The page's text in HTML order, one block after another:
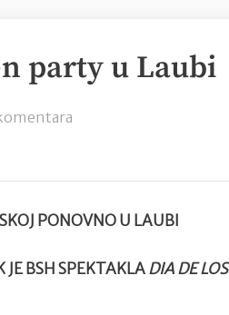
party u Laubi
u
PONOVNO U LAUBI
JE BSH SPEKTAKLADIA DE LOS